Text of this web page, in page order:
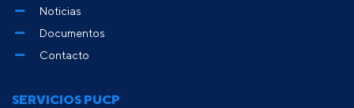
Noticias
Documentos
Contacto
SERVICIOS PUCP